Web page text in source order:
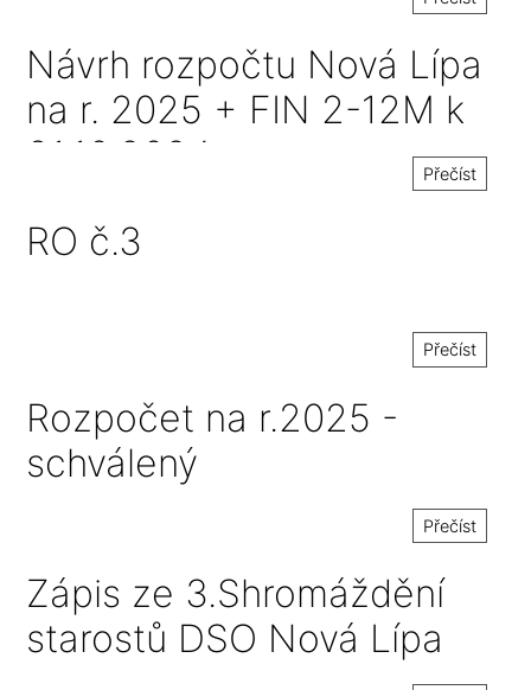
Návrh rozpočtu Nová Lípa
na r. 2025 + FIN 2-12M k
31.10.2024
Přečíst
RO č.3
Přečíst
Rozpočet na r.2025 -
schválený
Přečíst
Zápis ze 3.Shromáždění
starostů DSO Nová Lípa